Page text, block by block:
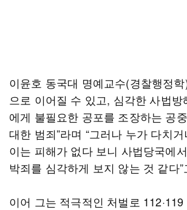
이윤호 동국대 명예교수(경찰행정학
으로 이어질 수 있고, 심각한 사법방
에게 불필요한 공포를 조장하는 공
대한 범죄”라며 “그러나 누가 다치
이는 피해가 없다 보니 사법당국에
박죄를 심각하게 보지 않는 것 같다
이어 그는 적극적인 처벌로